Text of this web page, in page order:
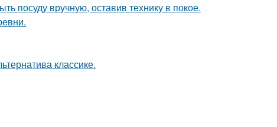
посуду вручную, оставив технику в покое.
классике.